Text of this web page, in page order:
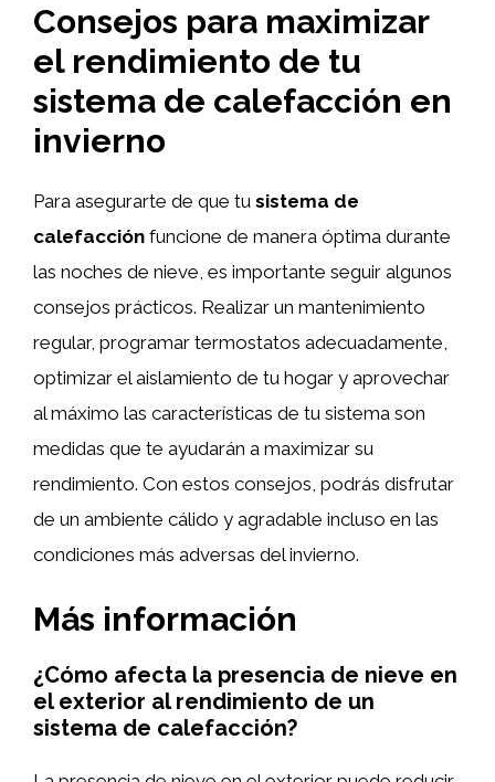
Consejos para maximizar
el rendimiento de tu
sistema de calefacción en
invierno
Para asegurarte de que tu sistema de
calefacción funcione de manera óptima durante
las noches de nieve, es importante seguir algunos
consejos prácticos. Realizar un mantenimiento
regular, programar termostatos adecuadamente,
optimizar el aislamiento de tu hogar y aprovechar
al máximo las características de tu sistema son
medidas que te ayudarán a maximizar su
rendimiento. Con estos consejos, podrás disfrutar
de un ambiente cálido y agradable incluso en las
condiciones más adversas del invierno.
Más información
¿Cómo afecta la presencia de nieve en
el exterior al rendimiento de un
sistema de calefacción?